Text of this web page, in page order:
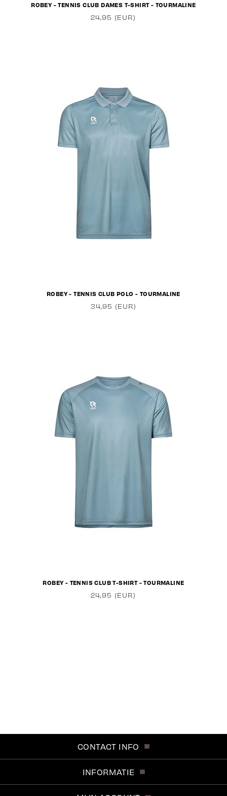
ROBEY - TENNIS CLUB DAMES T-SHIRT - TOURMALINE
24,95 (EUR)
ROBEY - TENNIS CLUB POLO - TOURMALINE
34,95 (EUR)
ROBEY - TENNIS CLUB T-SHIRT - TOURMALINE
24,95 (EUR)
CONTACT INFO
INFORMATIE